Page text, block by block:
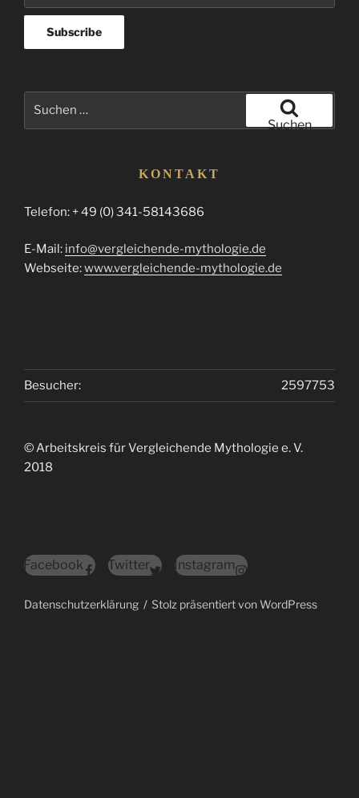
Suchen
KONTAKT
Telefon: + 49 (0) 341-58143686
E-Mail: info@vergleichende-mythologie.de
Webseite:www.vergleichende-mythologie.de
2597753
Besucher:
© Arbeitskreis für Vergleichende Mythologie e. V.
2018
Facebook Twitter Instagram
Datenschutzerklärung Stolz präsentiert von WordPress